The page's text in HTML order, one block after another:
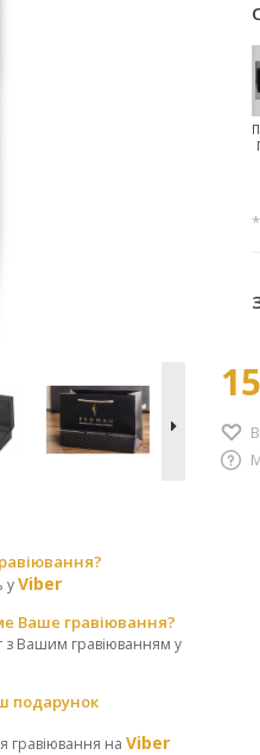
уViber
Ваше гравіювання?
з Вашим гравіюванням у
подарунок
гравіювання на Viber